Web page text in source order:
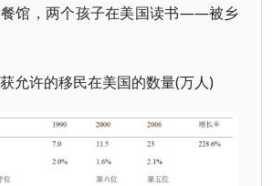
馆，两个孩子在美国读书——被乡
允许的移民在美国的数量(万人)